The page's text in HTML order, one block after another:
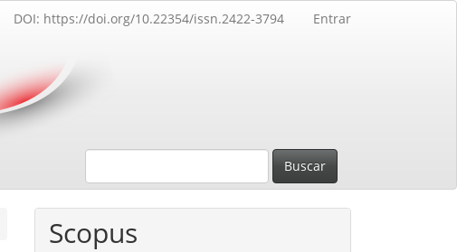
DOI: https://doi.org/10.22354/issn.2422-3794 Entrar
Buscar
Scopus